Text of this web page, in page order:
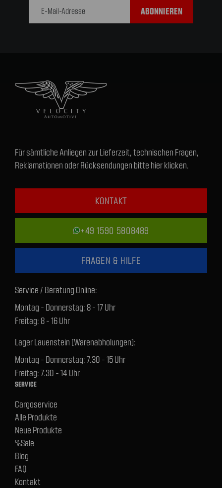
Für sämtliche Anliegen zur Lieferzeit, technischen Fragen,
Reklamationen oder Rücksendungen bitte hier klicken.
KONTAKT
+49 1590 5808489
FRAGEN & HILFE
Service / Beratung Online:
Montag - Donnerstag: 8 - 17 Uhr
Freitag: 8 - 16 Uhr
Lager Lauenstein (Warenabholungen):
Montag - Donnerstag: 7.30 - 15 Uhr
Freitag: 7.30 - 14 Uhr
SERVICE
Cargoservice
Alle Produkte
Neue Produkte
%Sale
Blog
FAQ
Kontakt